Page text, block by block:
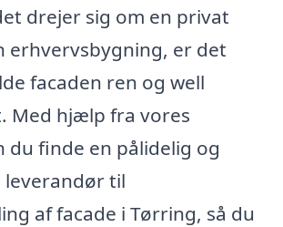
drejer sig om en privat
erhvervsbygning, er det
facaden ren og well
Med hjælp fra vores
du finde en pålidelig og
leverandør til
af facade i Tørring, så du